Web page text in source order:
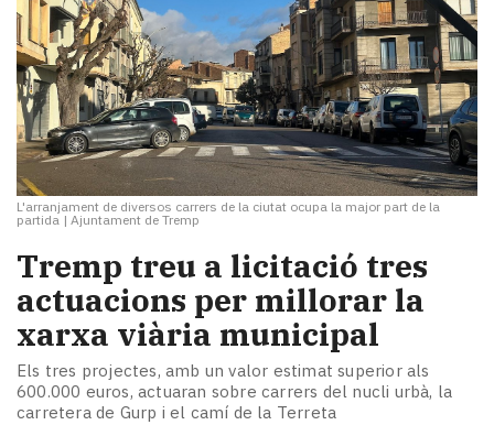
L'arranjament de diversos carrers de la ciutat ocupa la major part de la
partida | Ajuntament de Tremp
​Tremp treu a licitació tres
actuacions per millorar la
xarxa viària municipal
Els tres projectes, amb un valor estimat superior als
600.000 euros, actuaran sobre carrers del nucli urbà, la
carretera de Gurp i el camí de la Terreta